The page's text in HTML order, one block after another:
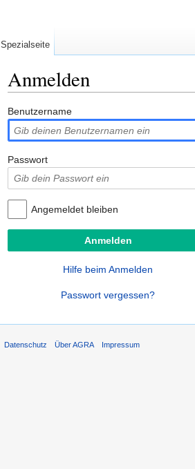
Anmelden
Benutzername
Passwort
Angemeldet bleiben
Hilfe beim Anmelden
Passwort vergessen?
Spezialseite
Datenschutz Über AGRA Impressum